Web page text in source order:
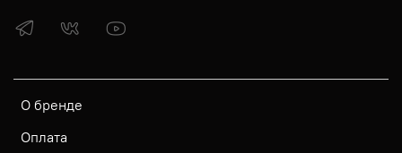
О бренде
Оплата